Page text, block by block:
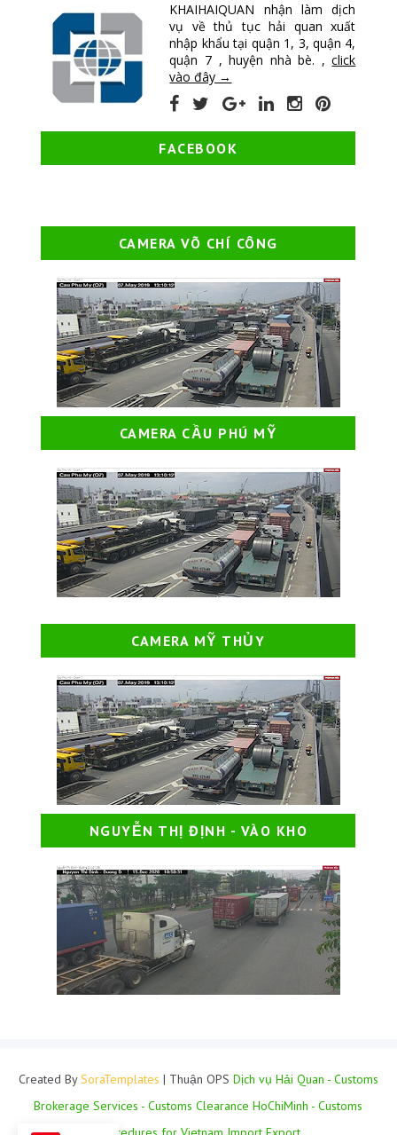
KHAIHAIQUAN nhận làm dịch
vụ về thủ tục hải quan xuất
nhập khẩu tại quận 1, 3, quận 4,
quận 7 , huyện nhà bè. ,click
vào đây →
FACEBOOK
CAMERA VÕ CHÍ CÔNG
CAMERA CẦU PHÚ MỸ
CAMERA MỸ THỦY
NGUYỄN THỊ ĐỊNH - VÀO KHO
Created BySoraTemplates | Thuận OPS Dịch vụ Hải Quan - Customs
Brokerage Services - Customs Clearance HoChiMinh - Customs